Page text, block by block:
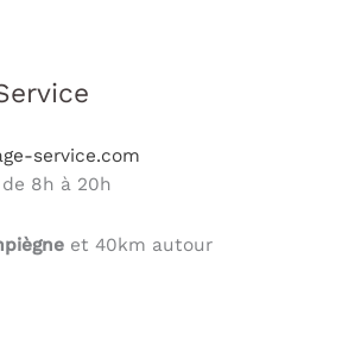
service.com
8h à 20h
et 40km autour